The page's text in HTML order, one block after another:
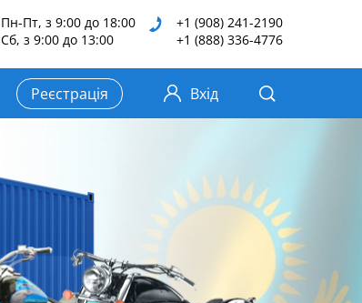
Пн-Пт, з 9:00 до 18:00
Сб, з 9:00 до 13:00
+1 (908) 241-2190
+1 (888) 336-4776
Реєстрація Вхід